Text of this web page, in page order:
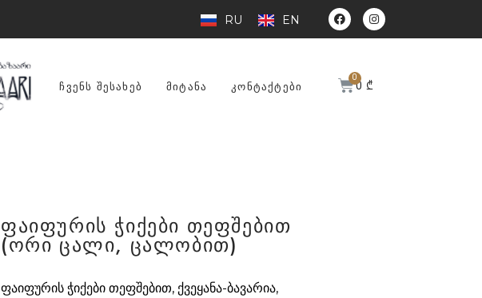
RU EN
ᲩᲕᲔᲜᲡ ᲨᲔᲡᲐᲮᲔᲑ ᲛᲘᲢᲐᲜᲐ ᲙᲝᲜᲢᲐᲥᲢᲔᲑᲘ 0₾
ფაიფურის ჭიქები თეფშებით
(ორი ცალი, ცალობით)
ფაიფურის ჭიქები თეფშებით, ქვეყანა-ბავარია,